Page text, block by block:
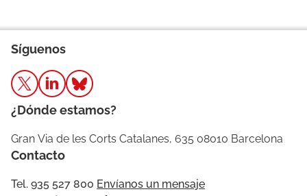
Síguenos
¿Dónde estamos?
Gran Via de les Corts Catalanes, 635 08010 Barcelona
Contacto
Tel. 935 527 800 Envíanos un mensaje